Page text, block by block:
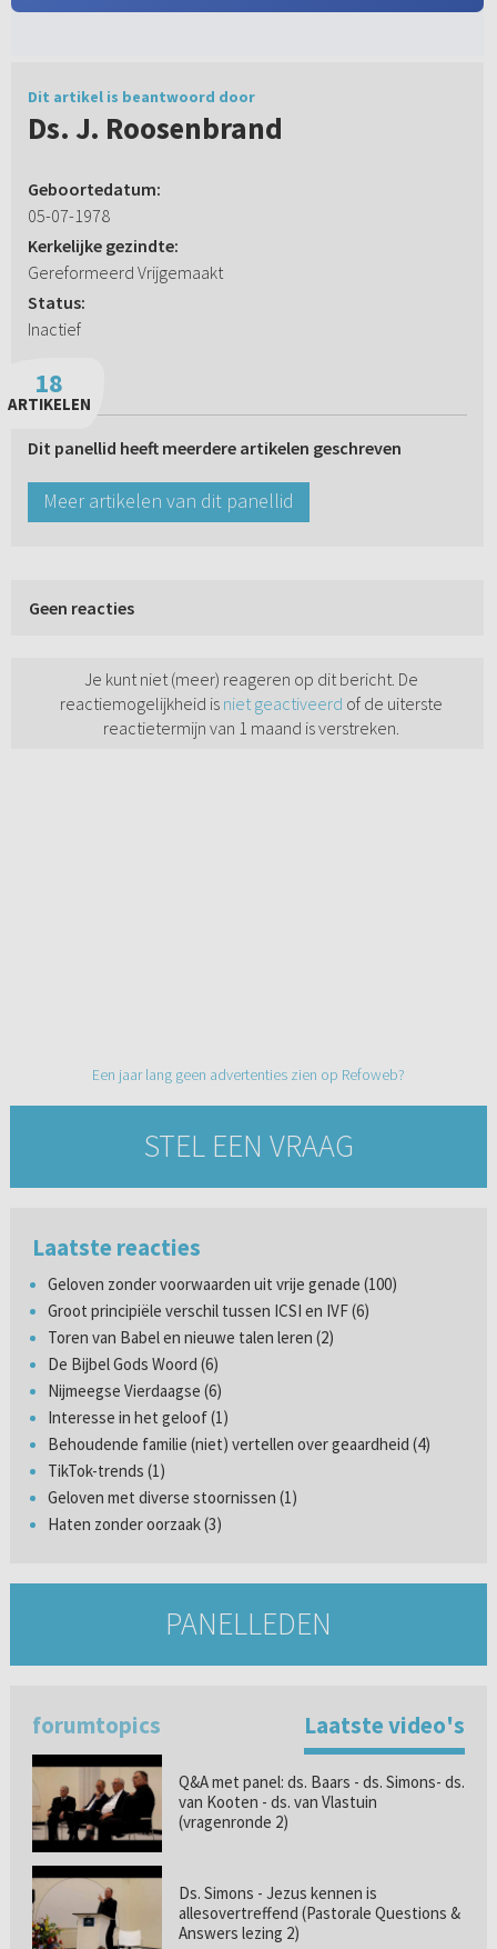
Dit artikel is beantwoord door
Ds. J. Roosenbrand
Geboortedatum:
05-07-1978
Kerkelijke gezindte:
Gereformeerd Vrijgemaakt
Status:
Inactief
18
ARTIKELEN
Dit panellid heeft meerdere artikelen geschreven
Meer artikelen van dit panellid
Geen reacties
Je kunt niet (meer) reageren op dit bericht. De
reactiemogelijkheid is niet geactiveerd of de uiterste
reactietermijn van 1 maand is verstreken.
Een jaar lang geen advertenties zien op Refoweb?
STEL EEN VRAAG
Laatste reacties
Geloven zonder voorwaarden uit vrije genade (100)
Groot principiële verschil tussen ICSI en IVF (6)
Toren van Babel en nieuwe talen leren (2)
De Bijbel Gods Woord (6)
Nijmeegse Vierdaagse (6)
Interesse in het geloof (1)
Behoudende familie (niet) vertellen over geaardheid (4)
TikTok-trends (1)
Geloven met diverse stoornissen (1)
Haten zonder oorzaak (3)
PANELLEDEN
forumtopics Laatste video's
Q&A met panel: ds. Baars - ds. Simons- ds.
van Kooten - ds. van Vlastuin
(vragenronde 2)
Ds. Simons - Jezus kennen is
allesovertreffend (Pastorale Questions &
Answers lezing 2)